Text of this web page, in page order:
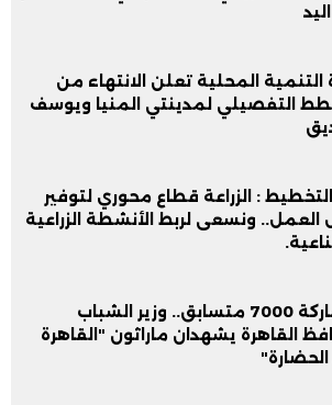
التنمية المحلية تعلن الانتهاء من
التفصيلي لمدينتي المنيا ويوسف
التخطيط : الزراعة قطاع محوري لتوفير
ونسعى لربط الأنشطة الزراعية
بمشاركة 7000 متسابق.. وزير الشباب
القاهرة يشهدان ماراثون "القاهرة